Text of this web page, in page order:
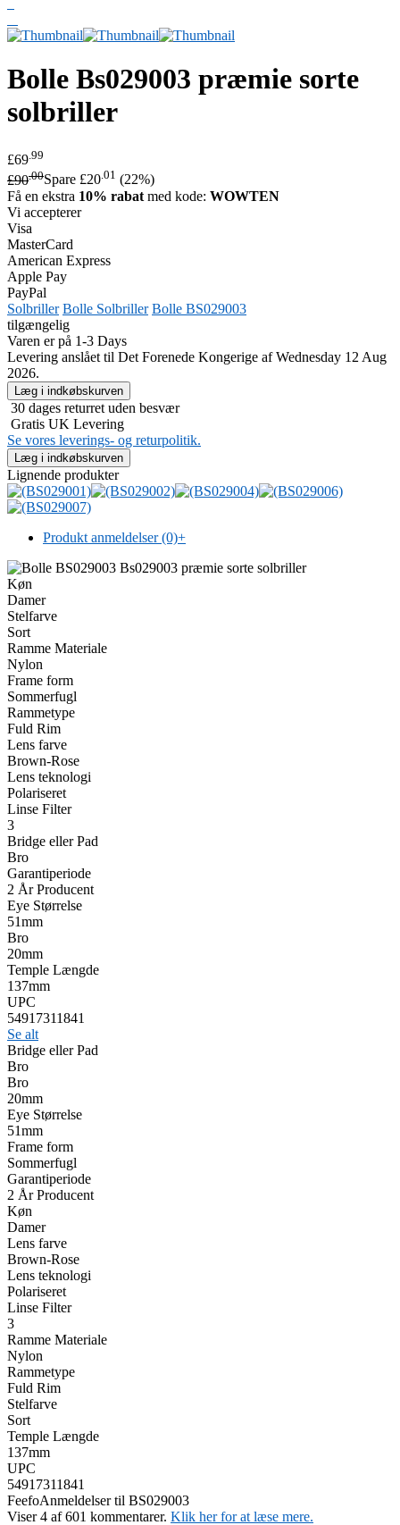
Bolle Bs029003 præmie sorte
solbriller
£69 .99
£90.00Spare £20.01 (22%)
Få en ekstra 10% rabat med kode: WOWTEN
Vi accepterer
Visa
MasterCard
American Express
Apple Pay
PayPal
Solbriller Bolle Solbriller Bolle BS029003
tilgængelig
Varen er på 1-3 Days
Levering anslået til Det Forenede Kongerige af Wednesday 12 Aug
2026.
30 dages returret uden besvær
Gratis UK Levering
Se vores leverings- og returpolitik.
Lignende produkter
Produkt anmeldelser (0)+
Køn
Damer
Stelfarve
Sort
Ramme Materiale
Nylon
Frame form
Sommerfugl
Rammetype
Fuld Rim
Lens farve
Brown-Rose
Lens teknologi
Polariseret
Linse Filter
3
Bridge eller Pad
Bro
Garantiperiode
2 År Producent
Eye Størrelse
51mm
Bro
20mm
Temple Længde
137mm
UPC
54917311841
Se alt
Bridge eller Pad
Bro
Bro
20mm
Eye Størrelse
51mm
Frame form
Sommerfugl
Garantiperiode
2 År Producent
Køn
Damer
Lens farve
Brown-Rose
Lens teknologi
Polariseret
Linse Filter
3
Ramme Materiale
Nylon
Rammetype
Fuld Rim
Stelfarve
Sort
Temple Længde
137mm
UPC
54917311841
FeefoAnmeldelser til BS029003
Viser 4 af 601 kommentarer. Klik her for at læse mere.